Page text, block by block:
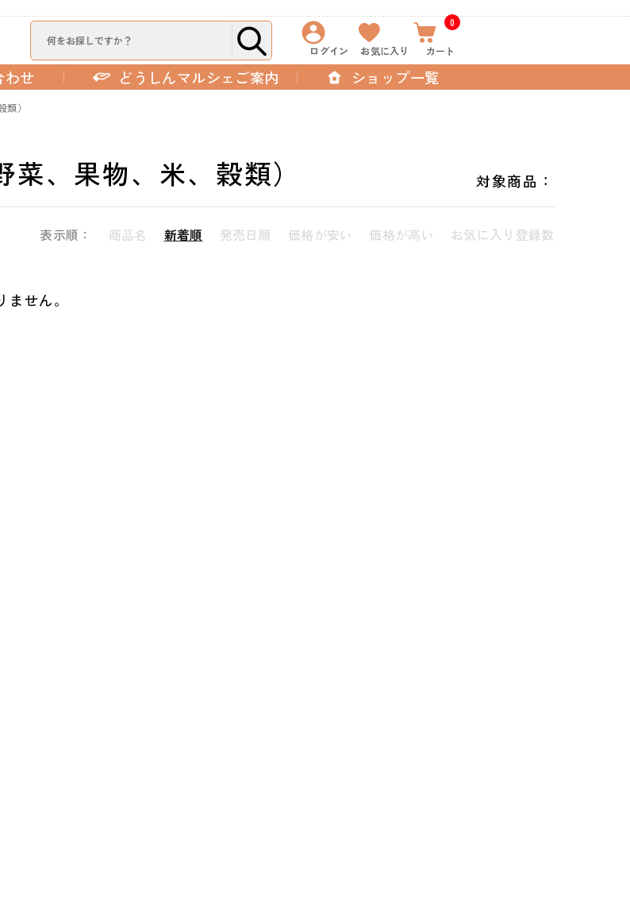
ログイン お気に入り
0
カート
ショップ一覧
わせ どうしんマルシェご案内
）
菜、果物、米、穀類） 対象商品：
表示順： 商品名 新着順 発売日順 価格が安い 価格が高い お気に入り登録数
せん。